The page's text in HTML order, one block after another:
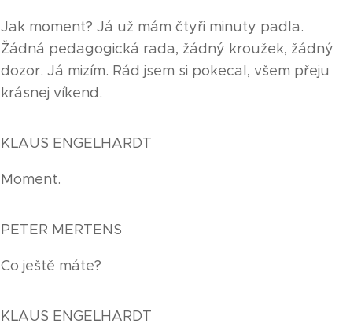
Jak moment? Já už mám čtyři minuty padla.
Žádná pedagogická rada, žádný kroužek, žádný
dozor. Já mizím. Rád jsem si pokecal, všem přeju
krásnej víkend.
KLAUS ENGELHARDT
Moment.
PETER MERTENS
Co ještě máte?
KLAUS ENGELHARDT